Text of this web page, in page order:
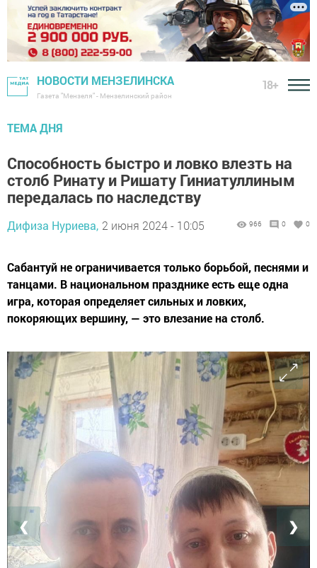
НОВОСТИ МЕНЗЕЛИНСКА
Газета "Мензеля" - Мензелинский район
18+
ТЕМА ДНЯ
Способность быстро и ловко влезть на
столб Ринату и Ришату Гиниатуллиным
передалась по наследству
Дифиза Нуриева, 2 июня 2024 - 10:05 966 0 0
Сабантуй не ограничивается только борьбой, песнями и
танцами. В национальном празднике есть еще одна
игра, которая определяет сильных и ловких,
покоряющих вершину, — это влезание на столб.
❮ ❯